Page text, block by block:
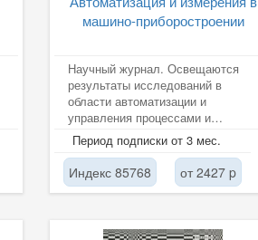
машино-приборостроении
Научный журнал. Освещаются
результаты исследований в
области автоматизации и
управления процессами и
производствами,
приборостроения,
математического...
Период подписки от 3 мес.
Индекс 85768 от 2427 p